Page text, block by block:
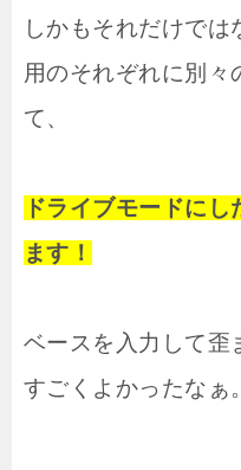
しかもそれだけでは
用のそれぞれに別々
て、
ドライブモードに
ます！
ベースを入力して歪
すごくよかったなぁ。